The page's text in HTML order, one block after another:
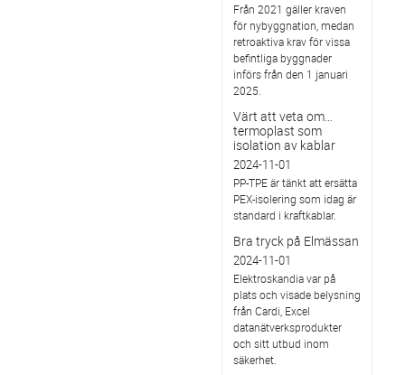
Från 2021 gäller kraven
för nybyggnation, medan
retroaktiva krav för vissa
befintliga byggnader
införs från den 1 januari
2025.
Värt att veta om…
termoplast som
isolation av kablar
2024-11-01
PP-TPE är tänkt att ersätta
PEX-isolering som idag är
standard i kraftkablar.
Bra tryck på Elmässan
2024-11-01
Elektroskandia var på
plats och visade belysning
från Cardi, Excel
datanätverksprodukter
och sitt utbud inom
säkerhet.